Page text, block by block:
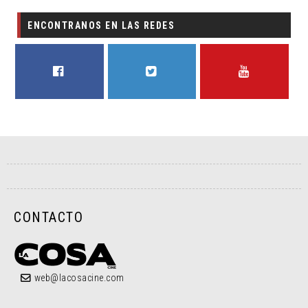
ENCONTRANOS EN LAS REDES
CONTACTO
web@lacosacine.com